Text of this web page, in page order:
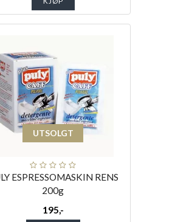
UTSOLGT
ESPRESSOMASKIN RENS
200g
195,-